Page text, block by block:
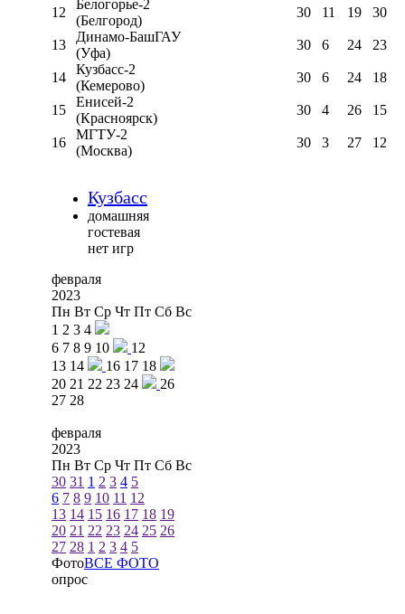
12
Белогорье-2
(Белгород)
30 11 19 30
13
Динамо-БашГАУ
(Уфа)
30 6 24 23
14
Кузбасс-2
(Кемерово)
30 6 24 18
15
Енисей-2
(Красноярск)
30 4 26 15
16
МГТУ-2
(Москва)
30 3 27 12
Кузбасс
домашняя
гостевая
нет игр
февраля
2023
Пн Вт Ср Чт Пт Сб Вс
1 2 3 4
6 7 8 9 10
12
13 14 16 17 18
20 21 22 23 24
26
27 28
февраля
2023
Пн Вт Ср Чт Пт Сб Вс
30 31 1 2 3 4 5
6 7 8 9 10 11 12
13 14 15 16 17 18 19
20 21 22 23 24 25 26
27 28 1 2 3 4 5
ФотоВСЕ ФОТО
опрос